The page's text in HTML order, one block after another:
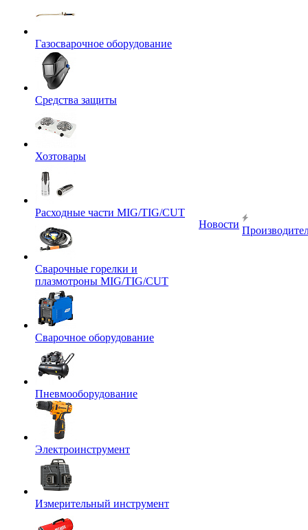
Газосварочное оборудование
Средства защиты
Хозтовары
Расходные части MIG/TIG/CUT
Сварочные горелки и
плазмотроны MIG/TIG/CUT
Сварочное оборудование
Пневмооборудование
Электроинструмент
Измерительный инструмент
Новости